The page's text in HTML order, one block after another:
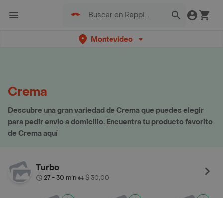
Montevideo
Crema
Descubre una gran variedad de Crema que puedes elegir
para pedir envio a domicilio. Encuentra tu producto favorito
de Crema aquí
Turbo
27 - 30 min• $ 30,00